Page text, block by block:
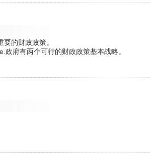
的财政政策。
府有两个可行的财政政策基本战略。